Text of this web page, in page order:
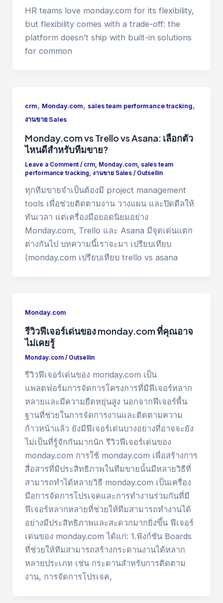
HR teams love monday.com for its flexibility,
but flexibility comes with a trade-off: the
platform doesn’t ship with built-in solutions
for common
crm, Monday.com, sales team performance tracking,
งานขาย Sales
Monday.com vs Trello vs Asana: เลือกตัว
ไหนดีสำหรับทีมขาย?
Leave a Comment / crm, Monday.com, sales team
performance tracking, งานขาย Sales/ Outsellin
ทุกทีมขายจำเป็นต้องมี project management
tools เพื่อช่วยติดตามงาน วางแผน และปิดดีลให้
ทันเวลา แต่เครื่องมือยอดนิยมอย่าง
Monday.com, Trello และ Asana มีจุดเด่นแตก
ต่างกันไป บทความนี้เราจะมา เปรียบเทียบ
(monday.com เปรียบเทียบ trello vs asana
Monday.com
รีวิวฟีเจอร์เด่นของ monday.com ที่คุณอาจ
ไม่เคยรู้
Monday.com/ Outsellin
รีวิวฟีเจอร์เด่นของ monday.com เป็น
แพลตฟอร์มการจัดการโครงการที่มีฟีเจอร์หลาก
หลายและมีความยืดหยุ่นสูง นอกจากฟีเจอร์พื้น
ฐานที่ช่วยในการจัดการงานและติดตามความ
ก้าวหน้าแล้ว ยังมีฟีเจอร์เด่นบางอย่างที่อาจจะยัง
ไม่เป็นที่รู้จักกันมากนัก รีวิวฟีเจอร์เด่นของ
monday.com การใช้ monday.com เพื่อสร้างการ
สื่อสารที่มีประสิทธิภาพในทีมขายนั้นมีหลายวิธีที่
สามารถทำได้หลายวิธี monday.com เป็นเครื่อง
มือการจัดการโปรเจคและการทำงานร่วมกันที่มี
ฟีเจอร์หลากหลายที่ช่วยให้ทีมสามารถทำงานได้
อย่างมีประสิทธิภาพและสะดวกมากยิ่งขึ้น ฟีเจอร์
เด่นของ monday.com ได้แก่: 1.ฟังก์ชัน Boards
ที่ช่วยให้ทีมสามารถสร้างกระดานงานได้หลาก
หลายประเภท เช่น กระดานสำหรับการติดตาม
งาน, การจัดการโปรเจค,